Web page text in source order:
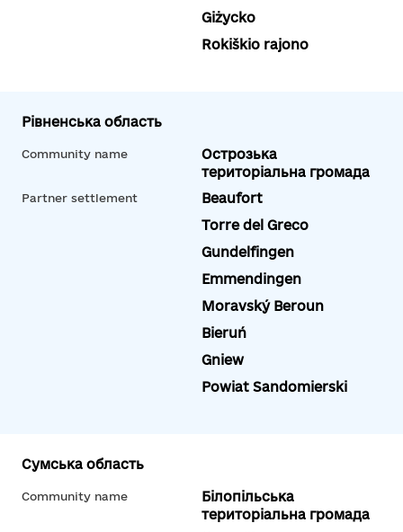
Giżycko
Rokiškio rajono
Рівненська область
Community name
Острозька
територіальна громада
Partner settlement
Beaufort
Torre del Greco
Gundelfingen
Emmendingen
Moravský Beroun
Bieruń
Gniew
Powiat Sandomierski
Сумська область
Community name
Білопільська
територіальна громада